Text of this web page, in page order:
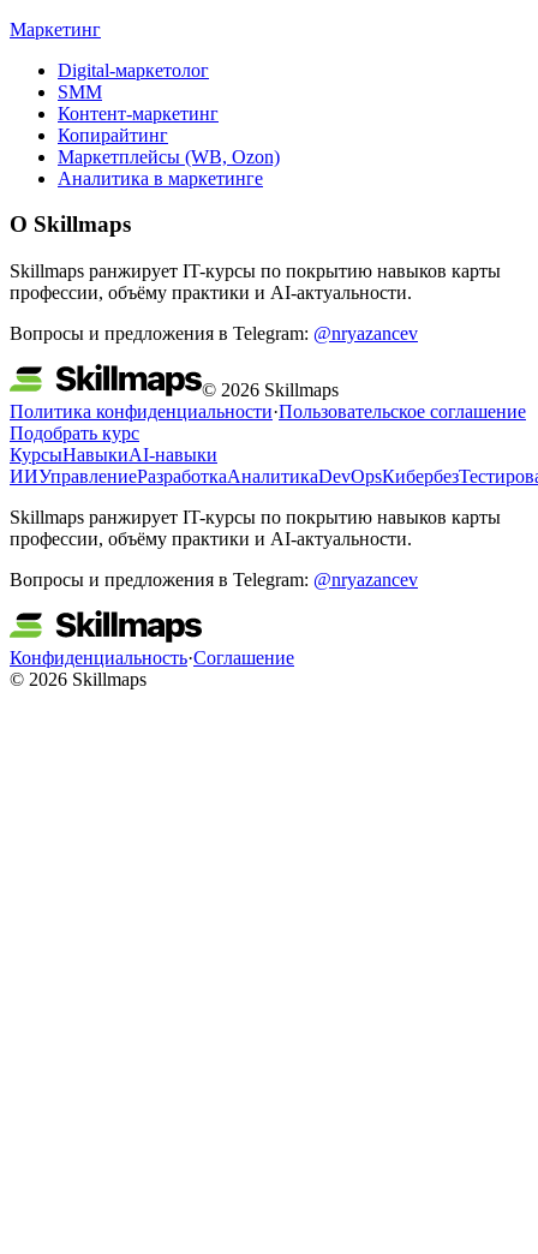
Маркетинг
Digital-маркетолог
SMM
Контент-маркетинг
Копирайтинг
Маркетплейсы (WB, Ozon)
Аналитика в маркетинге
О Skillmaps
Skillmaps ранжирует IT-курсы по покрытию навыков карты
профессии, объёму практики и AI-актуальности.
Вопросы и предложения в Telegram: @nryazancev
© 2026 Skillmaps
Политика конфиденциальности·Пользовательское соглашение
Подобрать курс
КурсыНавыкиAI-навыки
ИИУправлениеРазработкаАналитикаDevOpsКибербез
Skillmaps ранжирует IT-курсы по покрытию навыков карты
профессии, объёму практики и AI-актуальности.
Вопросы и предложения в Telegram: @nryazancev
Конфиденциальность·Соглашение
© 2026 Skillmaps